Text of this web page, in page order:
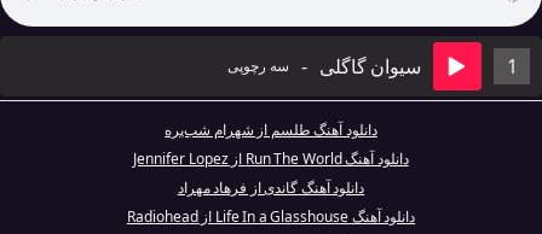
1 سیوان گاگلی - سه رچوپی
دانلود آهنگ طلسم از شهرام شب‌پره
دانلود آهنگ Run The World از Jennifer Lopez
دانلود آهنگ گاندی از فرهاد مهراد
دانلود آهنگ Life In a Glasshouse از Radiohead